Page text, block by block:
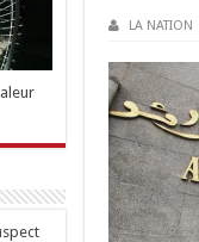
LA NATION